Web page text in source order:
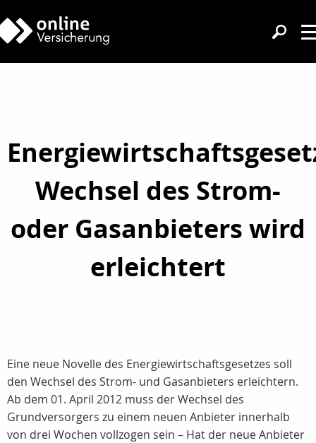
Wechsel des Strom-
oder Gasanbieters wird
erleichtert
Eine neue Novelle des Energiewirtschaftsgesetzes soll
den Wechsel des Strom- und Gasanbieters erleichtern.
Ab dem 01. April 2012 muss der Wechsel des
Grundversorgers zu einem neuen Anbieter innerhalb
von drei Wochen vollzogen sein – Hat der neue Anbieter